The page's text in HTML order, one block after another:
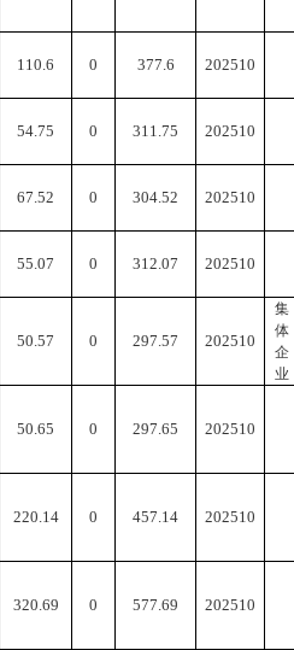
110.6 0 377.6 202510
54.75 0 311.75 202510
67.52 0 304.52 202510
55.07 0 312.07 202510
50.57 0 297.57 202510
集
体
企
业
50.65 0 297.65 202510
220.14 0 457.14 202510
320.69 0 577.69 202510